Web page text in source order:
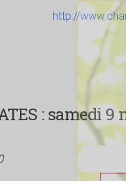
http://
:samedi 9